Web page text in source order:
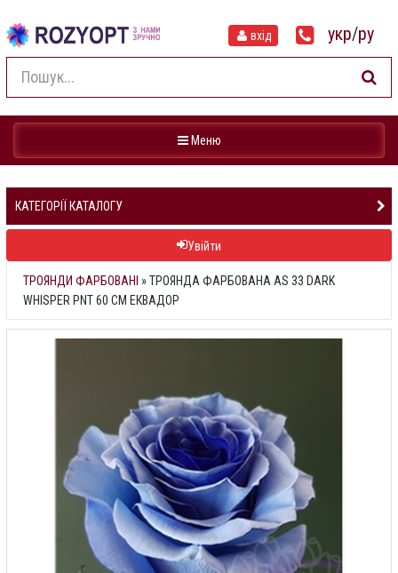
вхід укр/ру
Навігація
Меню
КАТЕГОРІЇ КАТАЛОГУ
Увійти
ТРОЯНДИ ФАРБОВАНІ »ТРОЯНДА ФАРБОВАНА AS 33 DARK
WHISPER PNT 60 СМ ЕКВАДОР